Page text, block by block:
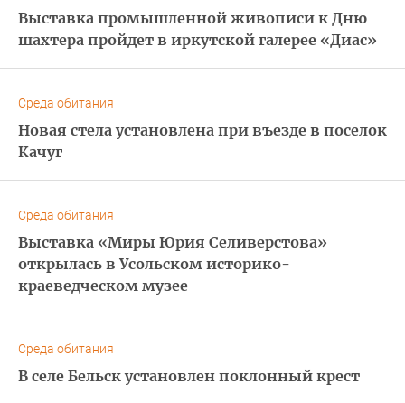
Выставка промышленной живописи к Дню
шахтера пройдет в иркутской галерее «Диас»
Среда обитания
Новая стела установлена при въезде в поселок
Качуг
Среда обитания
Выставка «Миры Юрия Селиверстова»
открылась в Усольском историко-
краеведческом музее
Среда обитания
В селе Бельск установлен поклонный крест